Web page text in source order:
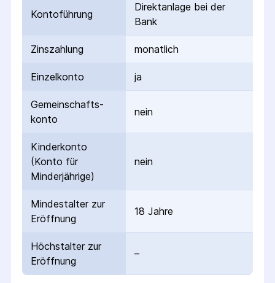
Kontoführung
Direktanlage bei der
Bank
Zinszahlung monatlich
Einzelkonto ja
Gemeinschafts­
konto
nein
Kinderkonto
(Konto für
Minderjährige)
nein
Mindestalter zur
Eröffnung
18 Jahre
Höchstalter zur
Eröffnung
–